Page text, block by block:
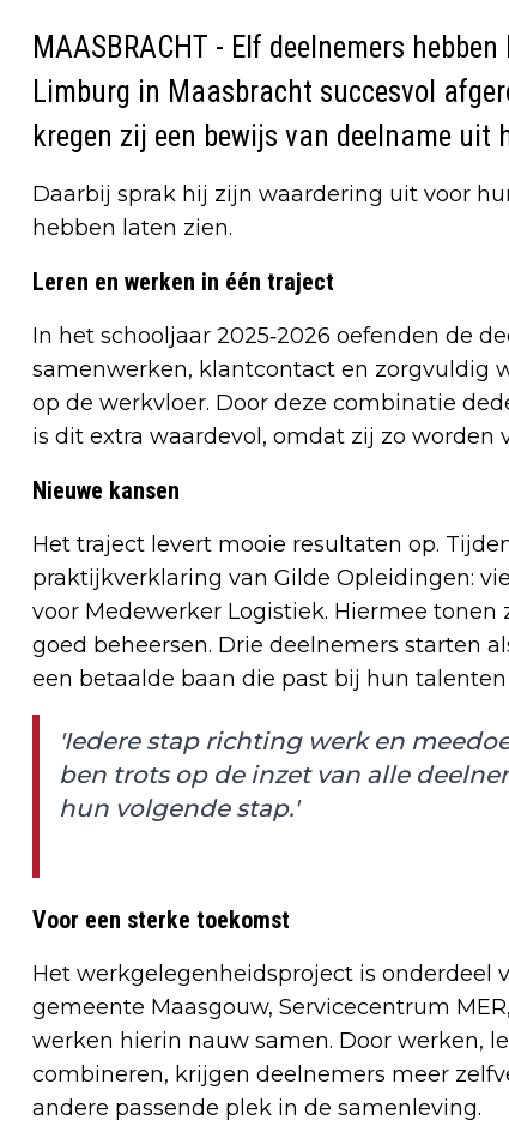
MAASBRACHT - Elf deelnemers
Limburg in Maasbracht succesvol
kregen zij een bewijs van deelname
Daarbij sprak hij zijn waardering uit voor
hebben laten zien.
Leren en werken in één traject
In het schooljaar 2025‑2026 oefenden de
samenwerken, klantcontact en zorgvuldig
op de werkvloer. Door deze combinatie
is dit extra waardevol, omdat zij zo
Nieuwe kansen
Het traject levert mooie resultaten op.
praktijkverklaring van Gilde Opleidingen:
voor Medewerker Logistiek. Hiermee
goed beheersen. Drie deelnemers starten
een betaalde baan die past bij hun
'Iedere stap richting werk en
ben trots op de inzet van alle
hun volgende stap.'
Voor een sterke toekomst
Het werkgelegenheidsproject is onderdeel
gemeente Maasgouw, Servicecentrum
werken hierin nauw samen. Door werken,
combineren, krijgen deelnemers meer
andere passende plek in de samenleving.